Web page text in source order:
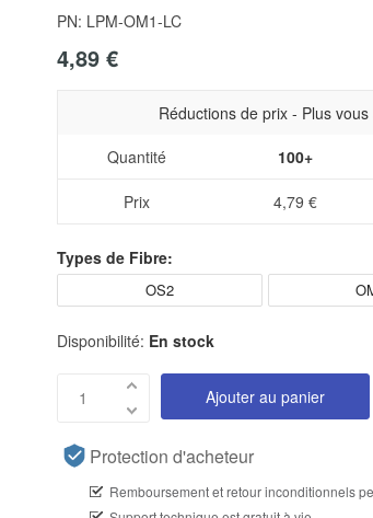
PN: LPM-OM1-LC
4,89 €
Réductions de prix - Plus
Quantité
100+
Prix 4,79 €
Types de Fibre:
OS2
Disponibilité: En stock
Ajouter au panier
Protection d'acheteur
Remboursement et retour inconditionnels